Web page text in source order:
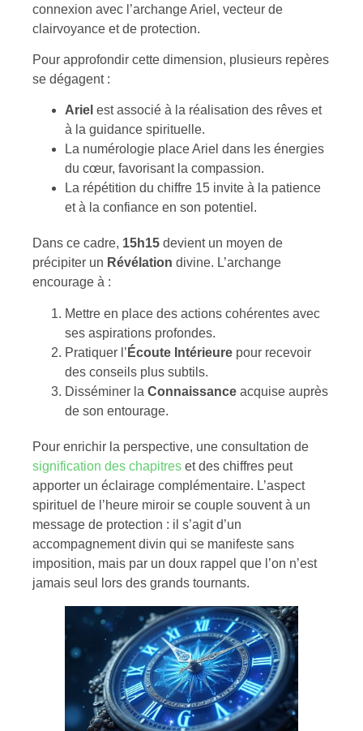
connexion avec l’archange Ariel, vecteur de
clairvoyance et de protection.
Pour approfondir cette dimension, plusieurs repères
se dégagent :
Ariel est associé à la réalisation des rêves et
à la guidance spirituelle.
La numérologie place Ariel dans les énergies
du cœur, favorisant la compassion.
La répétition du chiffre 15 invite à la patience
et à la confiance en son potentiel.
Dans ce cadre, 15h15 devient un moyen de
précipiter un Révélation divine. L’archange
encourage à :
Mettre en place des actions cohérentes avec
ses aspirations profondes.
Pratiquer l’ Écoute Intérieure pour recevoir
des conseils plus subtils.
Disséminer la Connaissance acquise auprès
de son entourage.
Pour enrichir la perspective, une consultation de
signification des chapitres et des chiffres peut
apporter un éclairage complémentaire. L’aspect
spirituel de l’heure miroir se couple souvent à un
message de protection : il s’agit d’un
accompagnement divin qui se manifeste sans
imposition, mais par un doux rappel que l’on n’est
jamais seul lors des grands tournants.